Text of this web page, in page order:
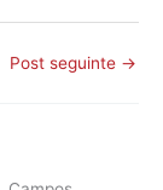
Post seguinte →